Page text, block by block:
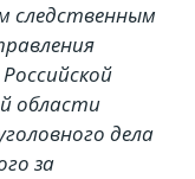
следственным
области
дела
за